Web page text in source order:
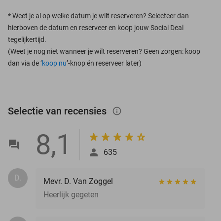
*Weet je al op welke datum je wilt reserveren? Selecteer dan
hierboven de datum en reserveer en koop jouw Social Deal
tegelijkertijd.
(Weet je nog niet wanneer je wilt reserveren? Geen zorgen: koop
dan via de ‘koop nu’-knop én reserveer later)
Selectie van recensies info_outlined
8,1 635
D.
Mevr. D. Van Zoggel
Heerlijk gegeten